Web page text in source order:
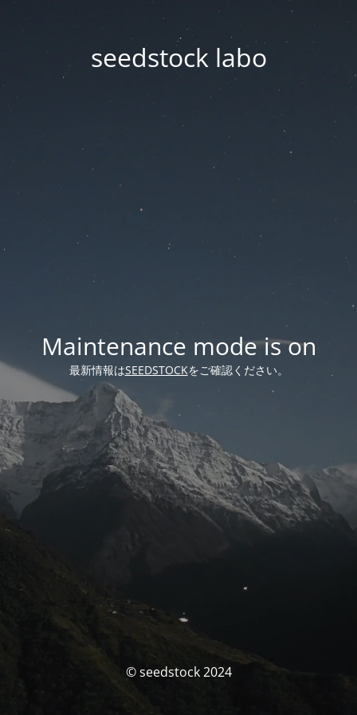
seedstock labo
Maintenance mode is on
最新情報はSEEDSTOCKをご確認ください。
© seedstock 2024